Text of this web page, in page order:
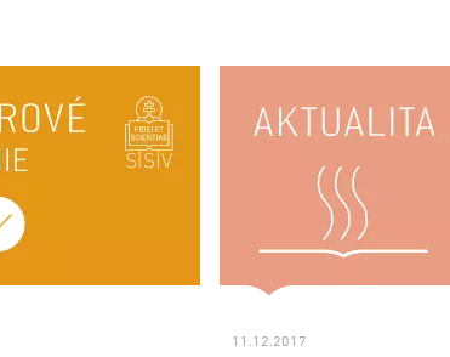
svätého Vojtecha.
Františkom a Marcom
Dome svätej Marty pre
televíziu TV2000.
11.12.2017